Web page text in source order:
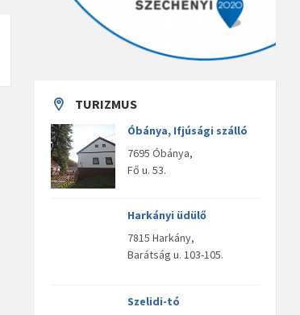
TURIZMUS
Óbánya, Ifjúsági szálló
7695 Óbánya,
Fő u. 53.
Harkányi üdülő
7815 Harkány,
Barátság u. 103-105.
Szelidi-tó